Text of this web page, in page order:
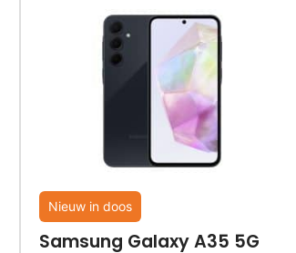
Nieuw in doos
Samsung Galaxy A35 5G